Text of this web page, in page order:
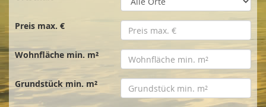
s
e
Preis max. €
Wohnfläche min. m²
Grundstück min. m²